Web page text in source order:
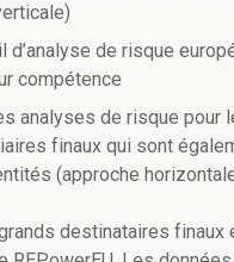
d’analyse de risque
compétence
analyses de risque pour
finaux qui sont
(approche
destinataires